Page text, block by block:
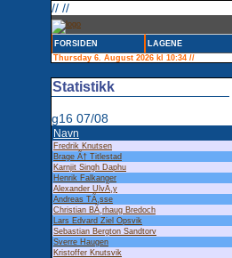
// //
FORSIDEN LAGENE
Thursday 6. August 2026 kl 10:34 //
Statistikk
g16 07/08
Navn
Fredrik Knutsen
Brage Ã† Titlestad
Karnjit Singh Daphu
Henrik Falkanger
Alexander UlvÃ¸y
Andreas TÃ¸sse
Christian BÃ¸rhaug Bredoch
Lars Edvard Ziel Opsvik
Sebastian Bergton Sandtorv
Sverre Haugen
Kristoffer Knutsvik